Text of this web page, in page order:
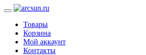
Товары
Корзина
Мой аккаунт
Контакты